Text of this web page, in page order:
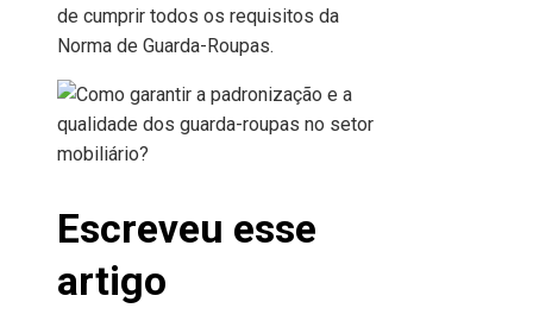
de cumprir todos os requisitos da
Norma de Guarda-Roupas.
Escreveu esse
artigo